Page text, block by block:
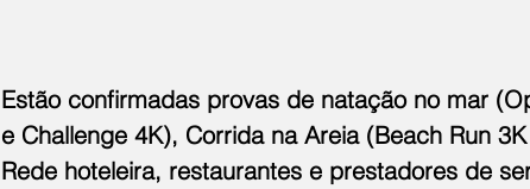
Estão confirmadas provas de natação no mar
e Challenge 4K), Corrida na Areia (Beach Run
Rede hoteleira, restaurantes e prestadores de